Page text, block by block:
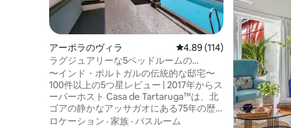
アーポラのヴィラ レビュー114件、5つ星中
4.89 (114)
ラグジュアリーな5ベッドルームの
Heritage Villa｜プライベートプール｜ア
ッサガオ
〜インド・ポルトガルの伝統的な邸宅〜
100件以上の5つ星レビュー | 2017年からス
ーパーホスト Casa de Tartaruga™は、北
ゴアの静かなアッサガオにある75年の歴
史を持つインド・ポルトガル様式の邸宅
ロケーション · 家族 · バスルーム